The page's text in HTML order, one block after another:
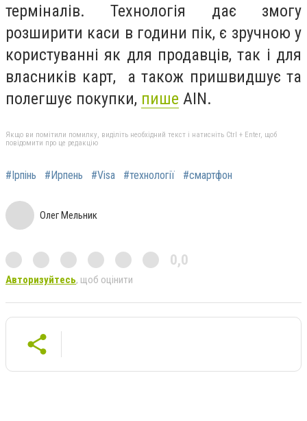
терміналів. Технологія дає змогу
розширити каси в години пік, є зручною у
користуванні як для продавців, так і для
власників карт, а також пришвидшує та
полегшує покупки, пише AIN.
Якщо ви помітили помилку, виділіть необхідний текст і натисніть Ctrl + Enter, щоб
повідомити про це редакцію
#Ірпінь #Ирпень #Visa #технології #смартфон
Олег Мельник
0,0
Авторизуйтесь, щоб оцінити